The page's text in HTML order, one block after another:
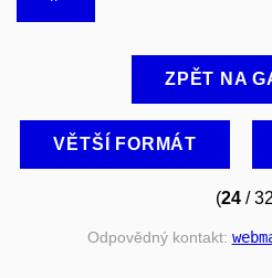
ZPĚT NA
VĚTŠÍ FORMÁT
(24 /
Odpovědný kontakt: